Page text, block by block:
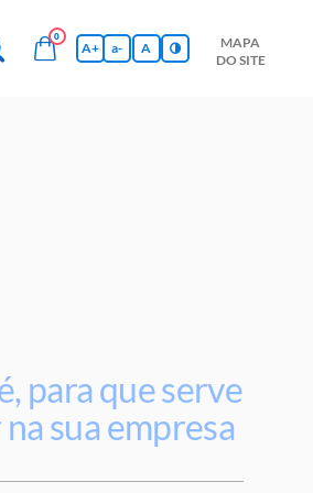
0
A+ a- A
MAPA
DO SITE
para que serve
sua empresa